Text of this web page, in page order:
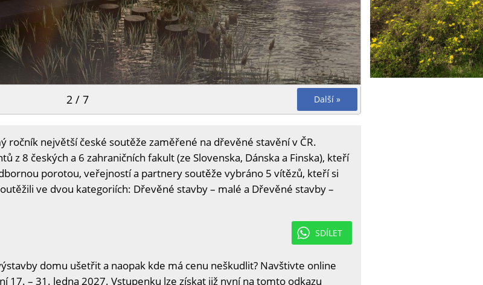
Další »
2 / 7
ročník největší české soutěže zaměřené na dřevěné stavění v ČR.
z 8 českých a 6 zahraničních fakult (ze Slovenska, Dánska a Finska), kteří
porotou, veřejností a partnery soutěže vybráno 5 vítězů, kteří si
ve dvou kategoriích: Dřevěné stavby – malé a Dřevěné stavby –
SDÍLET
domu ušetřit a naopak kde má cenu neškudlit? Navštivte online
17. – 31. ledna 2027. Vstupenku lze získat již nyní na tomto odkazu